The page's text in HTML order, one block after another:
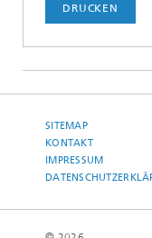
DRUCKEN
SITEMAP
KONTAKT
IMPRESSUM